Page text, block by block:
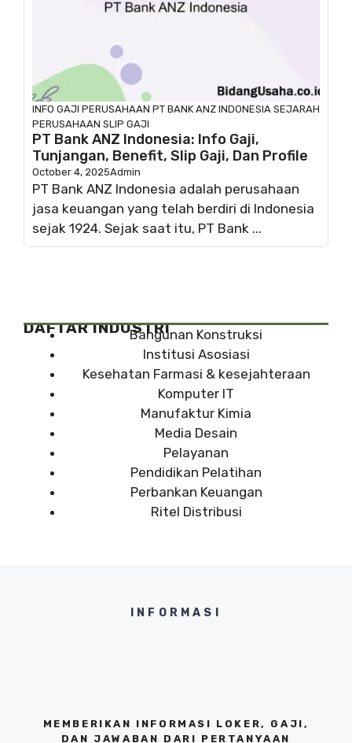
INFO GAJI PERUSAHAAN PT BANK ANZ INDONESIA SEJARAH
PERUSAHAAN SLIP GAJI
PT Bank ANZ Indonesia: Info Gaji,
Tunjangan, Benefit, Slip Gaji, Dan Profile
October 4, 2025Admin
PT Bank ANZ Indonesia adalah perusahaan
jasa keuangan yang telah berdiri di Indonesia
sejak 1924. Sejak saat itu, PT Bank ...
DAFTAR INDUSTRIBangunan Konstruksi
Institusi Asosiasi
Kesehatan Farmasi & kesejahteraan
Komputer IT
Manufaktur Kimia
Media Desain
Pelayanan
Pendidikan Pelatihan
Perbankan Keuangan
Ritel Distribusi
INFORMASI
MEMBERIKAN INFORMASI LOKER, GAJI,
DAN JAWABAN DARI PERTANYAAN